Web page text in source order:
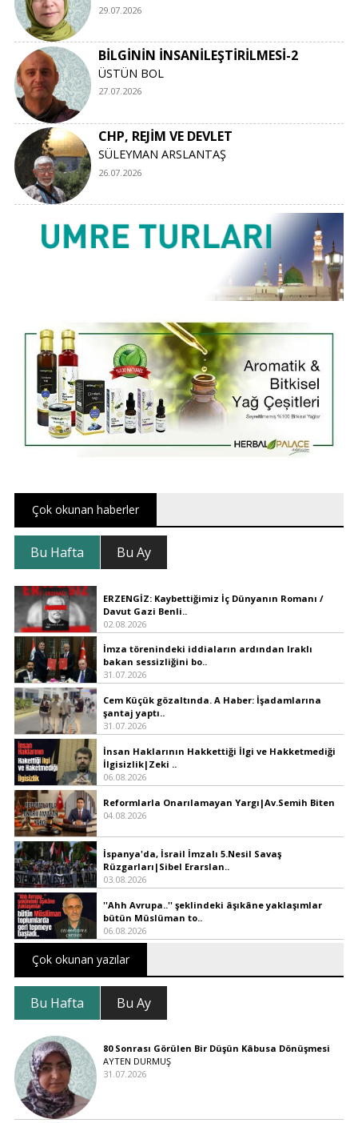
29.07.2026
BİLGİNİN İNSANİLEŞTİRİLMESİ-2
ÜSTÜN BOL
27.07.2026
CHP, REJİM VE DEVLET
SÜLEYMAN ARSLANTAŞ
26.07.2026
Çok okunan haberler
Bu Hafta Bu Ay
ERZENGİZ: Kaybettiğimiz İç Dünyanın Romanı /
Davut Gazi Benli..
02.08.2026
İmza törenindeki iddiaların ardından Iraklı
bakan sessizliğini bo..
31.07.2026
Cem Küçük gözaltında. A Haber: İşadamlarına
şantaj yaptı..
31.07.2026
İnsan Haklarının Hakkettiği İlgi ve Hakketmediği
İlgisizlik|Zeki ..
06.08.2026
Reformlarla Onarılamayan Yargı|Av.Semih Biten
04.08.2026
İspanya'da, İsrail İmzalı 5.Nesil Savaş
Rüzgarları|Sibel Erarslan..
03.08.2026
''Ahh Avrupa..'' şeklindeki âşıkâne yaklaşımlar
bütün Müslüman to..
06.08.2026
Çok okunan yazılar
Bu Hafta Bu Ay
80 Sonrası Görülen Bir Düşün Kâbusa Dönüşmesi
AYTEN DURMUŞ
31.07.2026